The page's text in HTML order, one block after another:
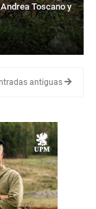
Toscano y
antiguas